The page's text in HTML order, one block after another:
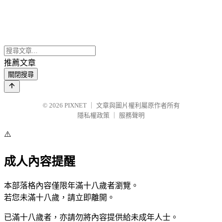
推薦文章
關閉搜尋
© 2026 PIXNET
文章與圖片權利屬原作者所有
隱私權政策
服務聲明
⚠️
成人內容提醒
本部落格內容僅限年滿十八歲者瀏覽。
若您未滿十八歲，請立即離開。
已滿十八歲者，亦請勿將內容提供給未成年人士。